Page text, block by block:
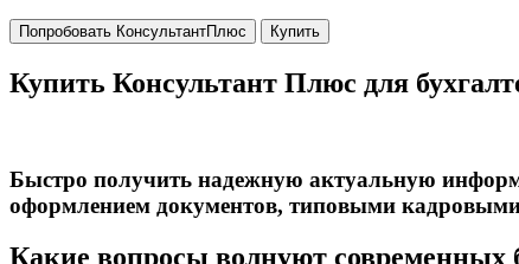
Попробовать КонсультантПлюс Купить
Купить Консультант Плюс для
Быстро получить надежную актуальную
оформлением документов, типовыми
Какие вопросы волнуют современных